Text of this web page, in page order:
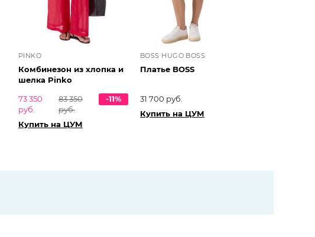
PINKO
Комбинезон из хлопка и
шелка Pinko
73 350
руб.
83 350
руб.
-11%
Купить на ЦУМ
BOSS HUGO BOSS
Платье BOSS
31 700 руб.
Купить на ЦУМ